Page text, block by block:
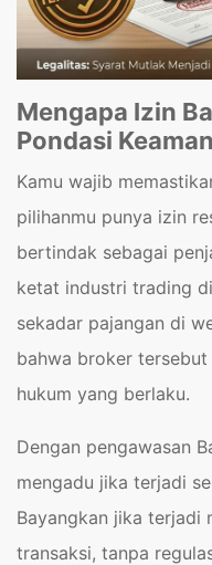
Mengapa Izin
Pondasi
Kamu wajib
pilihanmu punya izin
bertindak sebagai
ketat industri trading
sekadar pajangan di
bahwa broker
hukum yang berlaku.
Dengan pengawasan
mengadu jika terjadi
Bayangkan jika terjadi
transaksi, tanpa